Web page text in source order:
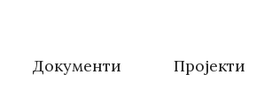
Документи Пројекти